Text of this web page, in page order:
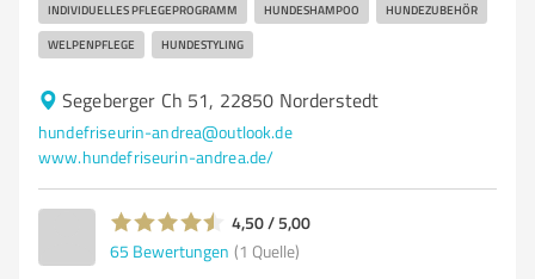
INDIVIDUELLES PFLEGEPROGRAMM HUNDESHAMPOO HUNDEZUBEHÖR
WELPENPFLEGE HUNDESTYLING
Segeberger Ch 51, 22850 Norderstedt
hundefriseurin-andrea@outlook.de
www.hundefriseurin-andrea.de/
4,50 / 5,00
65 Bewertungen (1 Quelle)